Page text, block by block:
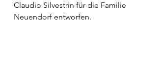
Claudio Silvestrin für die Familie
Neuendorf entworfen.